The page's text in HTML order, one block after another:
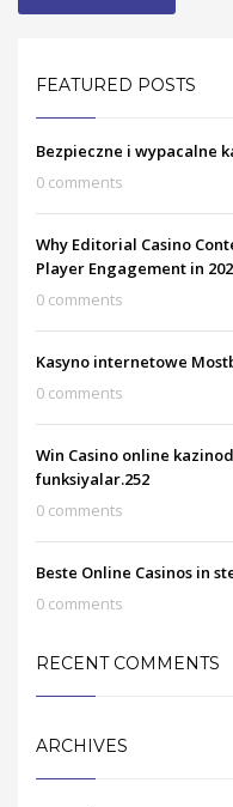
FEATURED POSTS
Bezpieczne i wypacalne
0 comments
Why Editorial Casino
Player Engagement in
0 comments
Kasyno internetowe
0 comments
Win Casino online
funksiyalar.252
0 comments
Beste Online Casinos in
0 comments
RECENT COMMENTS
ARCHIVES